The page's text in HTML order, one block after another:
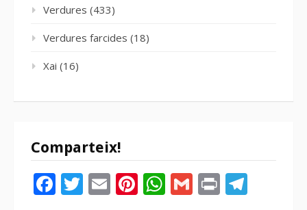
Verdures (433)
Verdures farcides (18)
Xai (16)
Comparteix!
Facebook
Twitter
EmailPinterest
WhatsApp
Gmail
Print